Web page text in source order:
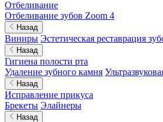
Отбеливание
Отбеливание зубов Zoom 4
Назад
Виниры Эстетическая реставрация
Назад
Гигиена полости рта
Удаление зубного камня
Назад
Исправление прикуса
Брекеты Элайнеры
Назад